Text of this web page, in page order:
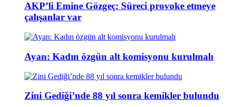
AKP’li Emine Gözgeç: Süreci provoke etmeye
çalışanlar var
Ayan: Kadın özgün alt komisyonu kurulmalı
Zini Gediği’nde 88 yıl sonra kemikler bulundu